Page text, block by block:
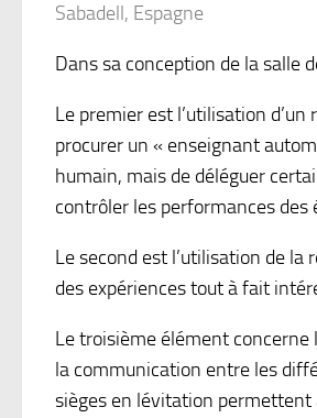
Sabadell, Espagne
Dans sa conception de la salle
Le premier est l’utilisation
procurer un « enseignant
humain, mais de déléguer
contrôler les performances des
Le second est l’utilisation de
des expériences tout à fait
Le troisième élément concerne
la communication entre les
sièges en lévitation permettent